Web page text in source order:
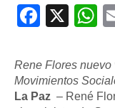
X
Rene Flores
Movimientos
La Paz – René